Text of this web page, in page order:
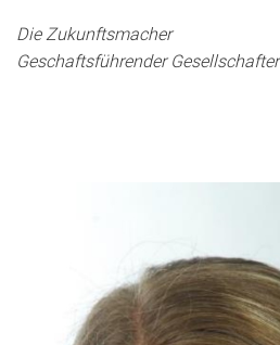
Die Zukunftsmacher
Geschaftsführender Gesellschafter